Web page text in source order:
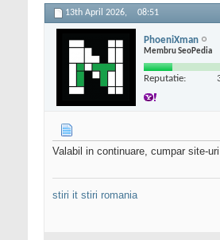
13th April 2026, 08:51
PhoeniXman
Membru SeoPedia
Reputatie:
Valabil in continuare, cumpar site-
stiri it stiri romania